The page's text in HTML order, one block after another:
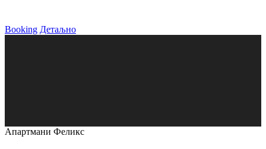
Booking Детаљно
Апартмани Феликс